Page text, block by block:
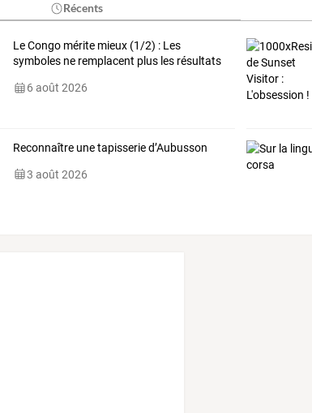
Récents
Le Congo mérite mieux (1/2) : Les
symboles ne remplacent plus les résultats
6 août 2026
Reconnaître une tapisserie d’Aubusson
3 août 2026